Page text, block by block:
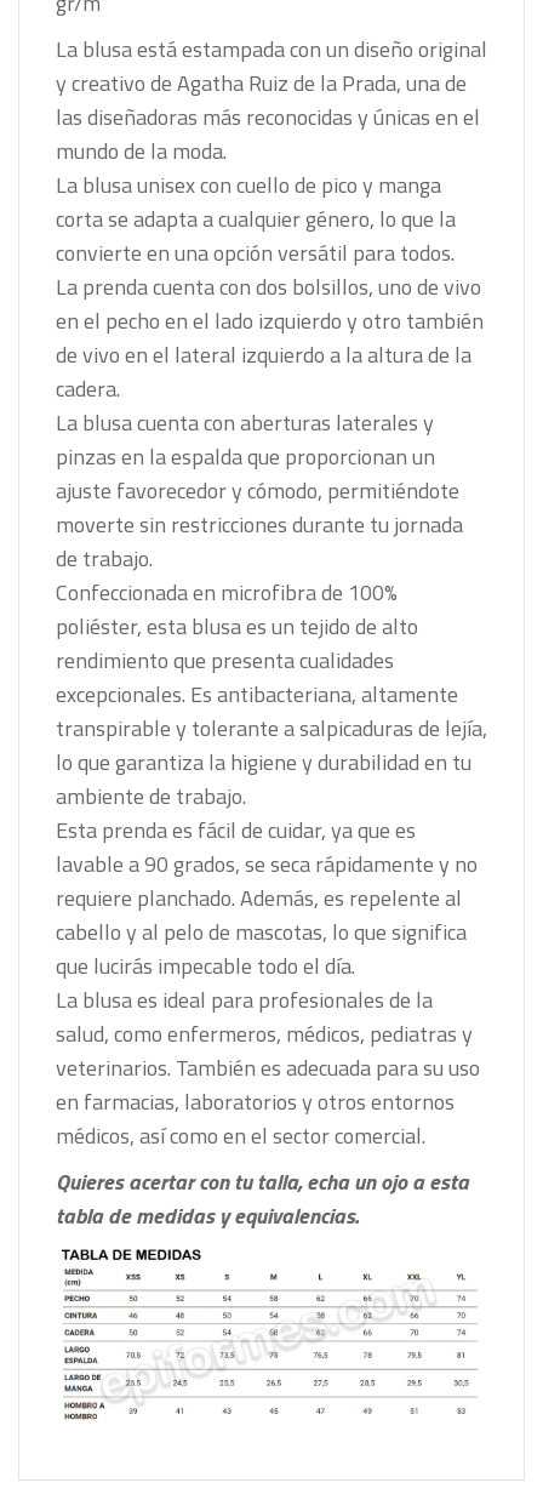
La blusa está estampada con un diseño original
y creativo de Agatha Ruiz de la Prada, una de
las diseñadoras más reconocidas y únicas en el
mundo de la moda.
La blusa unisex con cuello de pico y manga
corta se adapta a cualquier género, lo que la
convierte en una opción versátil para todos.
La prenda cuenta con dos bolsillos, uno de vivo
en el pecho en el lado izquierdo y otro también
de vivo en el lateral izquierdo a la altura de la
cadera.
La blusa cuenta con aberturas laterales y
pinzas en la espalda que proporcionan un
ajuste favorecedor y cómodo, permitiéndote
moverte sin restricciones durante tu jornada
de trabajo.
Confeccionada en microfibra de 100%
poliéster, esta blusa es un tejido de alto
rendimiento que presenta cualidades
excepcionales. Es antibacteriana, altamente
transpirable y tolerante a salpicaduras de lejía,
lo que garantiza la higiene y durabilidad en tu
ambiente de trabajo.
Esta prenda es fácil de cuidar, ya que es
lavable a 90 grados, se seca rápidamente y no
requiere planchado. Además, es repelente al
cabello y al pelo de mascotas, lo que significa
que lucirás impecable todo el día.
La blusa es ideal para profesionales de la
salud, como enfermeros, médicos, pediatras y
veterinarios. También es adecuada para su uso
en farmacias, laboratorios y otros entornos
médicos, así como en el sector comercial.
Quieres acertar con tu talla, echa un ojo a esta
tabla de medidas y equivalencias.